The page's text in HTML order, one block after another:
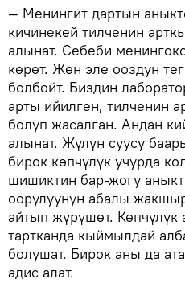
— Менингит дартын
кичинекей тилченин
алынат. Себеби
көрөт. Жөн эле ооздун
болбойт. Биздин
арты ийилген, тилченин
болуп жасалган. Андан
алынат. Жүлүн суусу
бирок көпчүлүк учурда
шишиктин бар-жогу
оорулуунун абалы
айтып жүрүшөт. Көпчүлүк
тартканда кыймылдай
болушат. Бирок аны да
адис алат.